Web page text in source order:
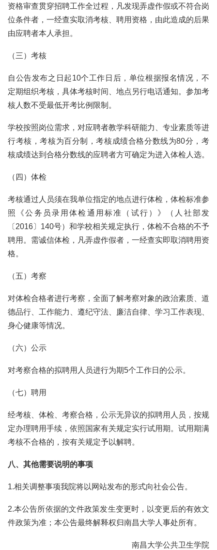
资格审查贯穿招聘工作全过程，凡发现弄虚作假或不符合岗
位条件者，一经查实取消考核、聘用资格，由此造成的后果
由应聘者本人承担。
（三）考核
自公告发布之日起10个工作日后，单位根据报名情况，不
定期组织考核，具体考核时间、地点另行电话通知。参加考
核人数不受最低开考比例限制。
学校按照岗位需求，对应聘者教学科研能力、专业素质等进
行考核，考核为百分制，考核成绩合格分数线为80分，考
核成绩达到合格分数线的应聘者方可确定为进入体检人选。
（四）体检
考核通过人员须在我单位指定的地点进行体检，体检标准参
照《公务员录用体检通用标准（试行）》（人社部发
〔2016〕140号）和学校相关规定执行，体检不合格的不予
聘用。需诚信体检，凡弄虚作假者，一经查实即取消聘用资
格。
（五）考察
对体检合格者进行考察，全面了解考察对象的政治素质、道
德品行、工作能力、遵纪守法、廉洁自律、学习工作表现、
身心健康等情况。
（六）公示
对考察合格的拟聘用人员进行为期5个工作日的公示。
（七）聘用
经考核、体检、考察合格，公示无异议的拟聘用人员，按规
定办理聘用手续，依照国家有关规定实行试用期。试用期满
考核不合格的，按有关规定予以解聘。
八、其他需要说明的事项
1.相关调整事项我院将以网站发布的形式向社会公告。
2.本公告所依据的文件政策发生变更时，以变更后的有效文
件政策为准；本公告最终解释权归南昌大学人事处所有。
南昌大学公共卫生学院